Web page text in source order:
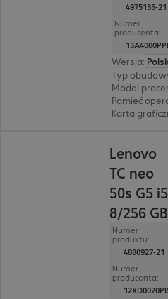
4975135-21
Numer
producenta:
Wersja:
Typ
Model
Pamięć
Karta
Lenovo
TC neo
50s G5 i5
8/256 GB
Numer
produktu:
4880927-21
Numer
producenta: